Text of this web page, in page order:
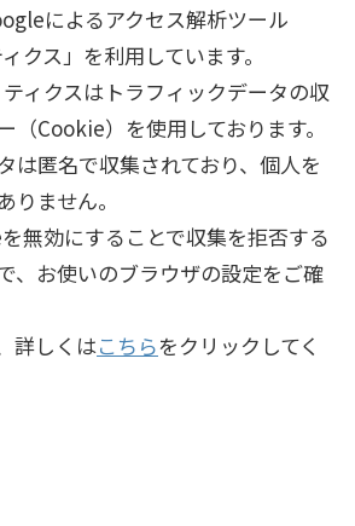
によるアクセス解析ツール
クス」を利用しています。
ィクスはトラフィックデータの収
（Cookie）を使用しております。
は匿名で収集されており、個人を
りません。
無効にすることで収集を拒否する
、お使いのブラウザの設定をご確
詳しくはこちらをクリックしてく